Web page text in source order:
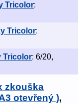
Tricolor:
Tricolor:
Tricolor: 6/20,
zkouška
otevřený ),